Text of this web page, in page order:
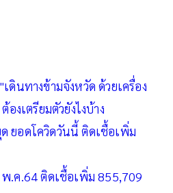
ดินทางข้ามจังหวัด ด้วยเครื่อง
งเตรียมตัวยังไงบ้าง
ยอดโควิดวันนี้ ติดเชื้อเพิ่ม
.ค.64 ติดเชื้อเพิ่ม 855,709